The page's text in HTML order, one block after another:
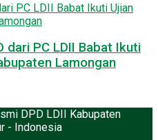
dari PC LDII Babat Ikuti
Lamongan
DPD LDII Kabupaten
- Indonesia